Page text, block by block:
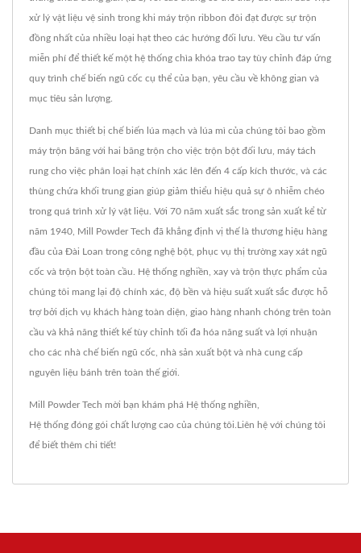
xử lý vật liệu vệ sinh trong khi máy trộn ribbon đôi đạt được sự trộn
đồng nhất của nhiều loại hạt theo các hướng đối lưu. Yêu cầu tư vấn
miễn phí để thiết kế một hệ thống chìa khóa trao tay tùy chỉnh đáp ứng
quy trình chế biến ngũ cốc cụ thể của bạn, yêu cầu về không gian và
mục tiêu sản lượng.
Danh mục thiết bị chế biến lúa mạch và lúa mì của chúng tôi bao gồm
máy trộn băng với hai băng trộn cho việc trộn bột đối lưu, máy tách
rung cho việc phân loại hạt chính xác lên đến 4 cấp kích thước, và các
thùng chứa khối trung gian giúp giảm thiểu hiệu quả sự ô nhiễm chéo
trong quá trình xử lý vật liệu. Với 70 năm xuất sắc trong sản xuất kể từ
năm 1940, Mill Powder Tech đã khẳng định vị thế là thương hiệu hàng
đầu của Đài Loan trong công nghệ bột, phục vụ thị trường xay xát ngũ
cốc và trộn bột toàn cầu. Hệ thống nghiền, xay và trộn thực phẩm của
chúng tôi mang lại độ chính xác, độ bền và hiệu suất xuất sắc được hỗ
trợ bởi dịch vụ khách hàng toàn diện, giao hàng nhanh chóng trên toàn
cầu và khả năng thiết kế tùy chỉnh tối đa hóa năng suất và lợi nhuận
cho các nhà chế biến ngũ cốc, nhà sản xuất bột và nhà cung cấp
nguyên liệu bánh trên toàn thế giới.
Mill Powder Tech mời bạn khám phá Hệ thống nghiền
Hệ thống đóng gói chất lượng cao của chúng tôi. Liên hệ với chúng tôi
để biết thêm chi tiết!